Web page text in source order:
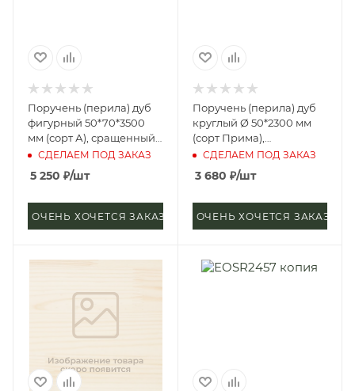
Поручень (перила) дуб
фигурный 50*70*3500
мм (сорт А), сращенный,
срп-м, д3
СДЕЛАЕМ ПОД ЗАКАЗ
5 250 ₽/шт
ОЧЕНЬ ХОЧЕТСЯ ЗАКАЗАТЬ
Поручень (перила) дуб
круглый Ø 50*2300 мм
(сорт Прима),
цельноламельный, цб-2,
СДЕЛАЕМ ПОД ЗАКАЗ
3 680 ₽/шт
ОЧЕНЬ ХОЧЕТСЯ ЗАКАЗАТЬ